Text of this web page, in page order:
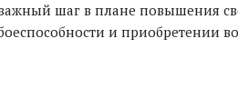
шаг в плане повышения
и приобретении